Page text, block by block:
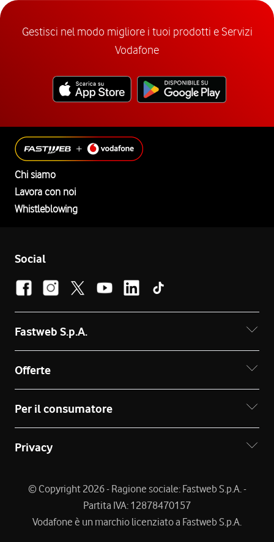
Gestisci nel modo migliore i tuoi prodotti e Servizi
Vodafone
Chi siamo
Lavora con noi
Whistleblowing
Social
Fastweb S.p.A.
Offerte
Per il consumatore
Privacy
© Copyright 2026 - Ragione sociale: Fastweb S.p.A. -
Partita IVA: 12878470157
Vodafone è un marchio licenziato a Fastweb S.p.A.